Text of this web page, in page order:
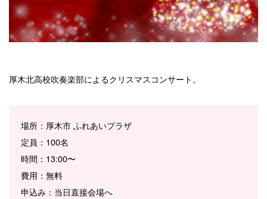
厚木北高校吹奏楽部によるクリスマスコンサート。
場所：厚木市 ふれあいプラザ
定員：100名
時間：13:00〜
費用：無料
申込み：当日直接会場へ